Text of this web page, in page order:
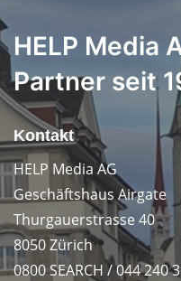
HELP Media
Partner seit
Kontakt
HELP Media AG
Geschäftshaus Airgate
Thurgauerstrasse 40
8050 Zürich
0800 SEARCH / 044 240